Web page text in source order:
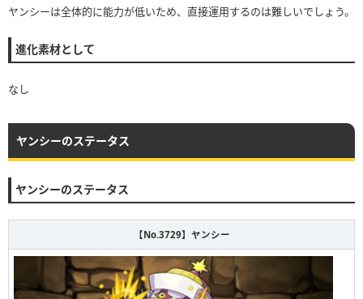
ヤンシーは全体的に能力が低いため、直接運用するのは難しいでしょう。
進化素材として
なし
ヤンシーのステータス
ヤンシーのステータス
【No.3729】ヤンシー